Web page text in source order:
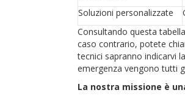
Soluzioni personalizzate
Consultando questa
caso contrario, potete
tecnici sapranno indicarvi
emergenza vengono tutti
La nostra missione è